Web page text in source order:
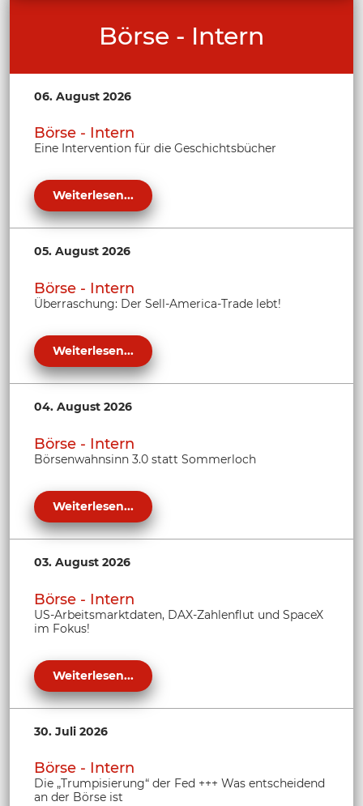
Börse - Intern
06. August 2026
Börse - Intern
Eine Intervention für die Geschichtsbücher
Weiterlesen...
05. August 2026
Börse - Intern
Überraschung: Der Sell-America-Trade lebt!
Weiterlesen...
04. August 2026
Börse - Intern
Börsenwahnsinn 3.0 statt Sommerloch
Weiterlesen...
03. August 2026
Börse - Intern
US-Arbeitsmarktdaten, DAX-Zahlenflut und SpaceX
im Fokus!
Weiterlesen...
30. Juli 2026
Börse - Intern
Die „Trumpisierung“ der Fed +++ Was entscheidend
an der Börse ist